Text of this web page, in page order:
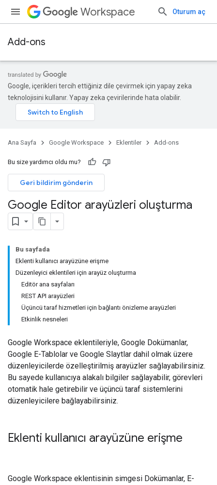
Workspace Oturum aç
Add-ons
Google, içerikleri tercih ettiğiniz dile çevirmek için yapay zeka
teknolojisini kullanır. Yapay zeka çevirilerinde hata olabilir.
Ana Sayfa Google Workspace Eklentiler Add-ons
Bu size yardımcı oldu mu?
Geri bildirim gönderin
Google Editor arayüzleri oluşturma
Bu sayfada
Eklenti kullanıcı arayüzüne erişme
Düzenleyici eklentileri için arayüz oluşturma
Editör ana sayfaları
REST API arayüzleri
Üçüncü taraf hizmetleri için bağlantı önizleme arayüzleri
Etkinlik nesneleri
Google Workspace eklentileriyle, Google Dokümanlar,
Google E-Tablolar ve Google Slaytlar dahil olmak üzere
düzenleyicilerde özelleştirilmiş arayüzler sağlayabilirsiniz.
Bu sayede kullanıcıya alakalı bilgiler sağlayabilir, görevleri
otomatik hale getirebilir ve üçüncü taraf sistemlerini
düzenleyicilere bağlayabilirsiniz.
Eklenti kullanıcı arayüzüne erişme
Google Workspace eklentisinin simgesi Dokümanlar, E-